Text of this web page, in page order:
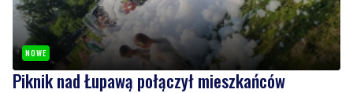
NOWE
Piknik nad Łupawą połączył mieszkańców